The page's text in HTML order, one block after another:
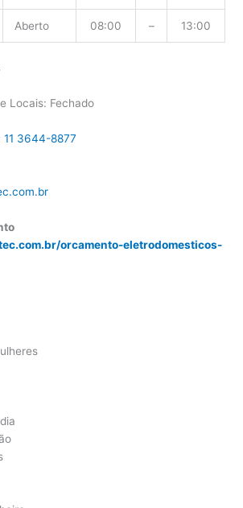
Aberto 08:00 – 13:00
Locais: Fechado
11 3644-8877
orcamento-eletrodomesticos-